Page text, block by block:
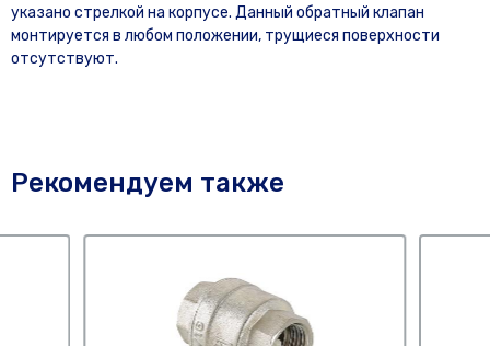
указано стрелкой на корпусе. Данный обратный клапан
монтируется в любом положении, трущиеся поверхности
отсутствуют.
Рекомендуем также